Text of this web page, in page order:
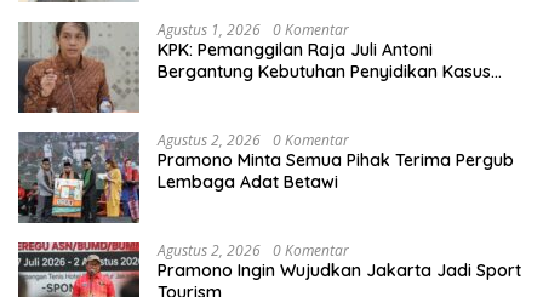
Agustus 1, 2026 0 Komentar
KPK: Pemanggilan Raja Juli Antoni
Bergantung Kebutuhan Penyidikan Kasus
Agustus 2, 2026 0 Komentar
Pramono Minta Semua Pihak Terima Pergub
Lembaga Adat Betawi
Agustus 2, 2026 0 Komentar
Pramono Ingin Wujudkan Jakarta Jadi Sport
Tourism